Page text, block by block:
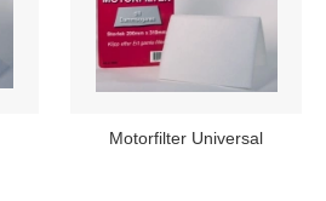
Motorfilter Universal